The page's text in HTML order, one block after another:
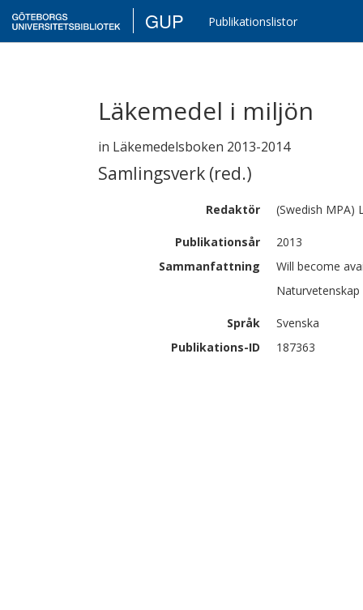
GUP Publikationslistor
Läkemedel i miljön
in Läkemedelsboken 2013-2014
Samlingsverk (red.)
Redaktör (Swedish MPA)
Publikationsår
2013
Sammanfattning
Will become
Språk
Svenska
Publikations-ID
187363